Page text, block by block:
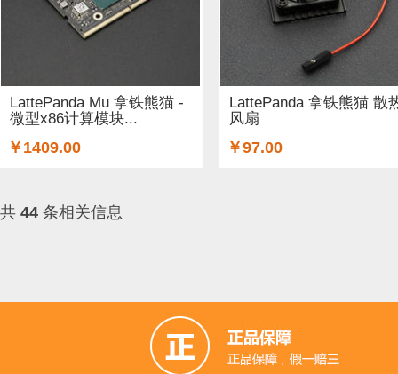
LattePanda Mu 拿铁熊猫 -
微型x86计算模块...
￥1409.00
LattePanda 拿铁熊猫 散
风扇
￥97.00
共 44 条相关信息